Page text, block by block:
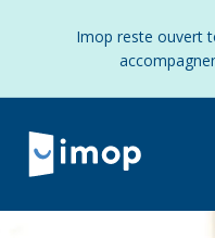
Imop reste ouvert